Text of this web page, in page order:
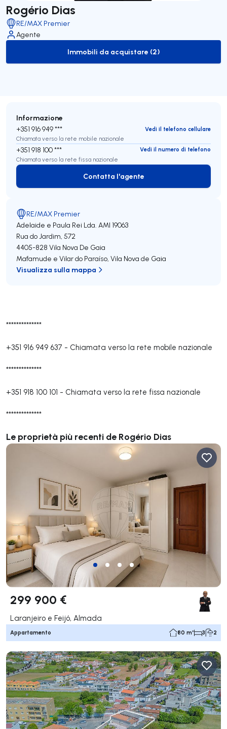
Rogério Dias
RE/MAX Premier
Agente
to-buy-listing
Immobili da acquistare (2)
**************
+351 916 949 637 - Chiamata verso la rete mobile nazionale
**************
+351 918 100 101 - Chiamata verso la rete fissa nazionale
**************
Le proprietà più recenti de Rogério Dias
299 900 €
Laranjeiro e Feijó, Almada
Appartamento 80 m² 3 2
Informazione
+351 916 949 ***
Vedi il telefono cellulare
Chiamata verso la rete mobile nazionale
+351 918 100 ***
Vedi il numero di telefono
Chiamata verso la rete fissa nazionale
Contatta l'agente
Contatta l'agente
RE/MAX Premier
Adelaide e Paula Rei Lda. AMI 19063
Rua do Jardim, 572
4405-828 Vila Nova De Gaia
Mafamude e Vilar do Paraíso, Vila Nova de Gaia
Visualizza sulla mappa